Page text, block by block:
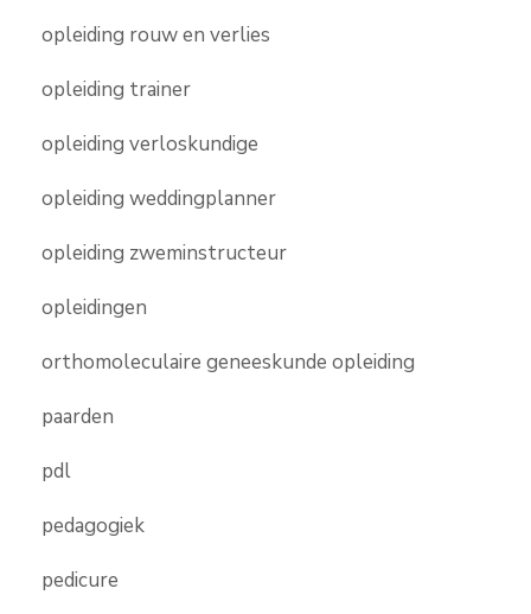
opleiding rouw en verlies
opleiding trainer
opleiding verloskundige
opleiding weddingplanner
opleiding zweminstructeur
opleidingen
orthomoleculaire geneeskunde opleiding
paarden
pdl
pedagogiek
pedicure